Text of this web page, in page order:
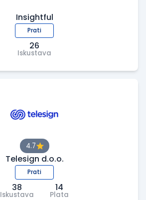
Insightful
Prati
26
Iskustava
4.7
Telesign d.o.o.
Prati
38
Iskustava
14
Plata